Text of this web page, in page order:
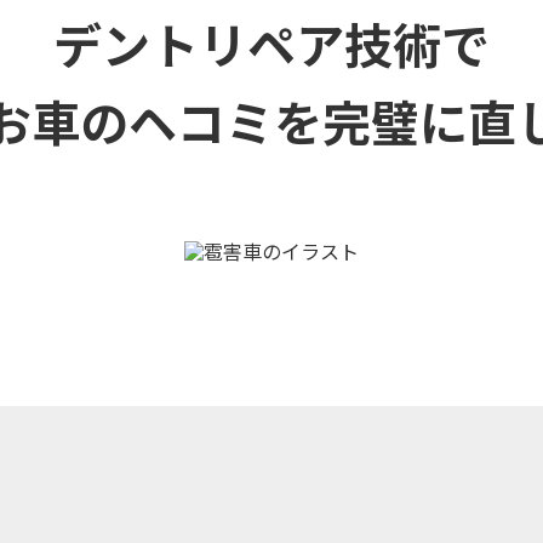
デントリペア技術で
車のヘコミを完璧に直